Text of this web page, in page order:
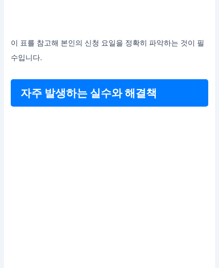
이 표를 참고해 본인의 신청 요일을 정확히 파악하는 것이 필
수입니다.
자주 발생하는 실수와 해결책